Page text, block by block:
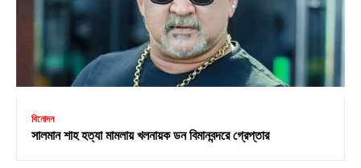
বিনোদন
সালমান শাহ হত্যা মামলায় খলনায়ক ডন বিমানবন্দরে গ্রেপ্তার